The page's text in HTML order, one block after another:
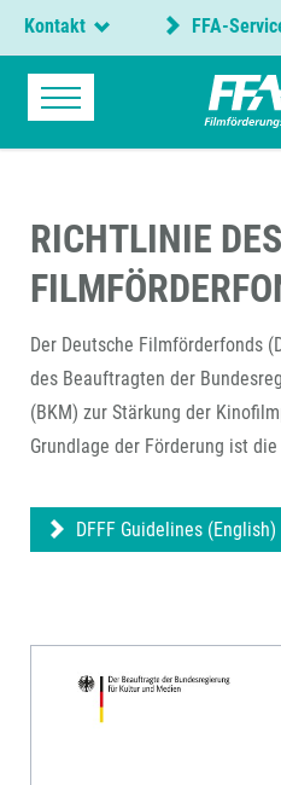
Kontakt FFA-
RICHTLINIE
Der Deutsche Filmförderfonds
des Beauftragten der
(BKM) zur Stärkung der
Grundlage der Förderung ist
DFFF Guidelines (English)